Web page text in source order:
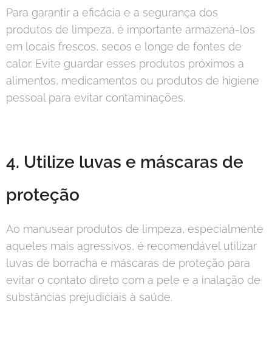
Para garantir a eficácia e a segurança dos
produtos de limpeza, é importante armazená-los
em locais frescos, secos e longe de fontes de
calor. Evite guardar esses produtos próximos a
alimentos, medicamentos ou produtos de higiene
pessoal para evitar contaminações.
4. Utilize luvas e máscaras de
proteção
Ao manusear produtos de limpeza, especialmente
aqueles mais agressivos, é recomendável utilizar
luvas de borracha e máscaras de proteção para
evitar o contato direto com a pele e a inalação de
substâncias prejudiciais à saúde.